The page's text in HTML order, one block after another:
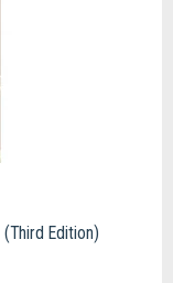
Edition)